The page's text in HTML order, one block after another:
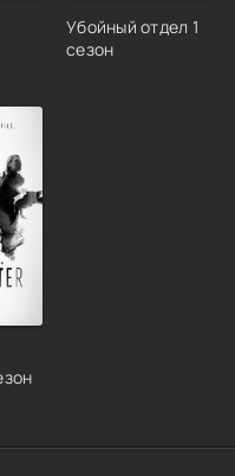
Убойный отдел 1
сезон